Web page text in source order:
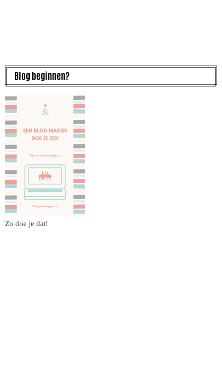
Blog beginnen?
Zo doe je dat!